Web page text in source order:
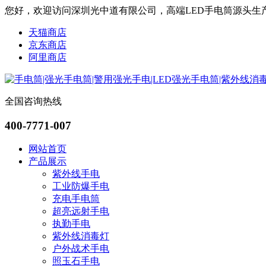
您好，欢迎访问深圳光中道有限公司，高端LED手电筒源头生
天猫商店
京东商店
阿里商店
全国咨询热线
400-7771-007
网站首页
产品展示
紫外线手电
工业防爆手电
充电手电筒
超亮远射手电
执勤手电
紫外线消毒灯
户外战术手电
照玉石手电